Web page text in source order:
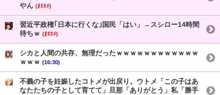
やん (ｵﾇﾇﾒ)
習近平政権｢日本に行くな｣国民「はい」→スシロー14時間
待ちｗ (ｵﾇﾇﾒ)
シカと人間の共存、無理だったｗｗｗｗｗｗｗｗｗｗｗｗ
ｗｗｗ (16:30)
不義の子を妊娠したコトメが出戻り。ウトメ「この子はあ
なたたちの子として育てて」旦那「ありがとう」私「勝手